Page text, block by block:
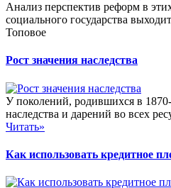
Анализ перспектив реформ в
социального государства
Топовое
Рост значения наследства
У поколений, родившихся в
наследства и дарений во всех
Читать»
Как использовать кредитное